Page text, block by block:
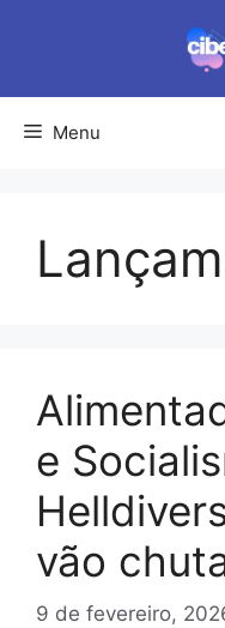
conteúdo
Menu
e
vão
9 de fevereiro,